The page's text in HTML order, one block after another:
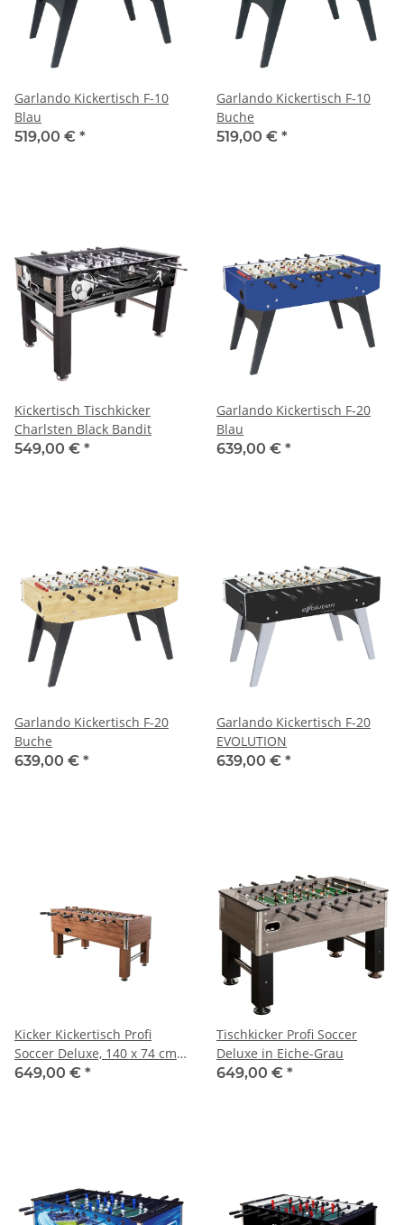
Garlando Kickertisch F-10
Blau
519,00 € *
Garlando Kickertisch F-10
Buche
519,00 € *
Kickertisch Tischkicker
Charlsten Black Bandit
549,00 € *
Garlando Kickertisch F-20
Blau
639,00 € *
Garlando Kickertisch F-20
Buche
639,00 € *
Garlando Kickertisch F-20
EVOLUTION
639,00 € *
Kicker Kickertisch Profi
Soccer Deluxe, 140 x 74 cm
groß, 82 kg
649,00 € *
Tischkicker Profi Soccer
Deluxe in Eiche-Grau
649,00 € *